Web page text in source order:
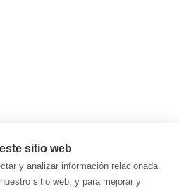
sitio web
y analizar información relacionada
sitio web, y para mejorar y